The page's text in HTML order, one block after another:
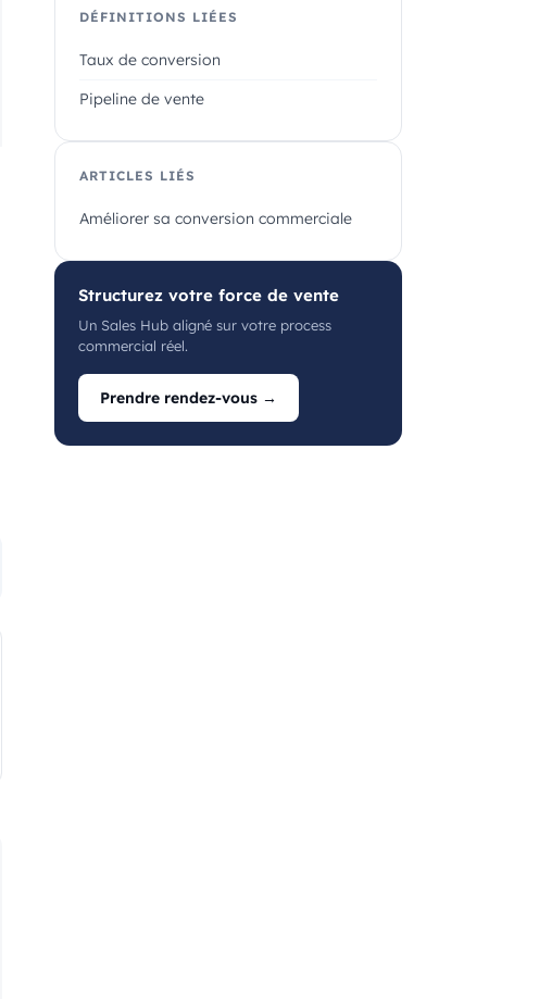
DÉFINITIONS LIÉES
Taux de conversion
Pipeline de vente
ARTICLES LIÉS
Améliorer sa conversion commerciale
Structurez votre force de vente
Un Sales Hub aligné sur votre process
commercial réel.
Prendre rendez-vous →